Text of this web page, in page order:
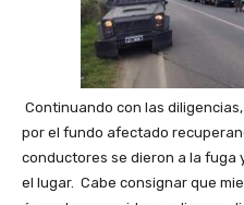
Continuando con las
por el fundo afectado
conductores se dieron a la fuga
el lugar. Cabe consignar que